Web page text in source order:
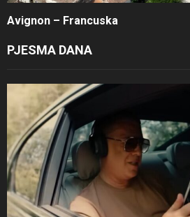
Avignon – Francuska
PJESMA DANA